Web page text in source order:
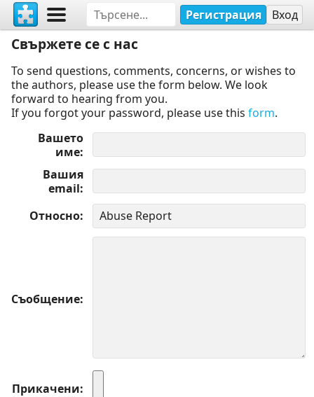
Регистрация Вход
Свържете се с нас
To send questions, comments, concerns, or wishes to
the authors, please use the form below. We look
forward to hearing from you.
If you forgot your password, please use this form.
Вашето
име
Вашия
email
Относно
Съобщение
Прикачени